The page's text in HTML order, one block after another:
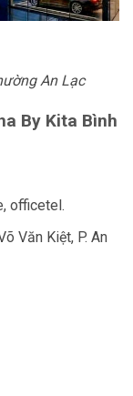
An Lạc
By Kita Bình
officetel.
Văn Kiệt, P. An